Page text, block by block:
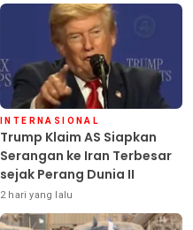
INTERNASIONAL
Trump Klaim AS Siapkan
Serangan ke Iran Terbesar
sejak Perang Dunia II
2 hari yang lalu